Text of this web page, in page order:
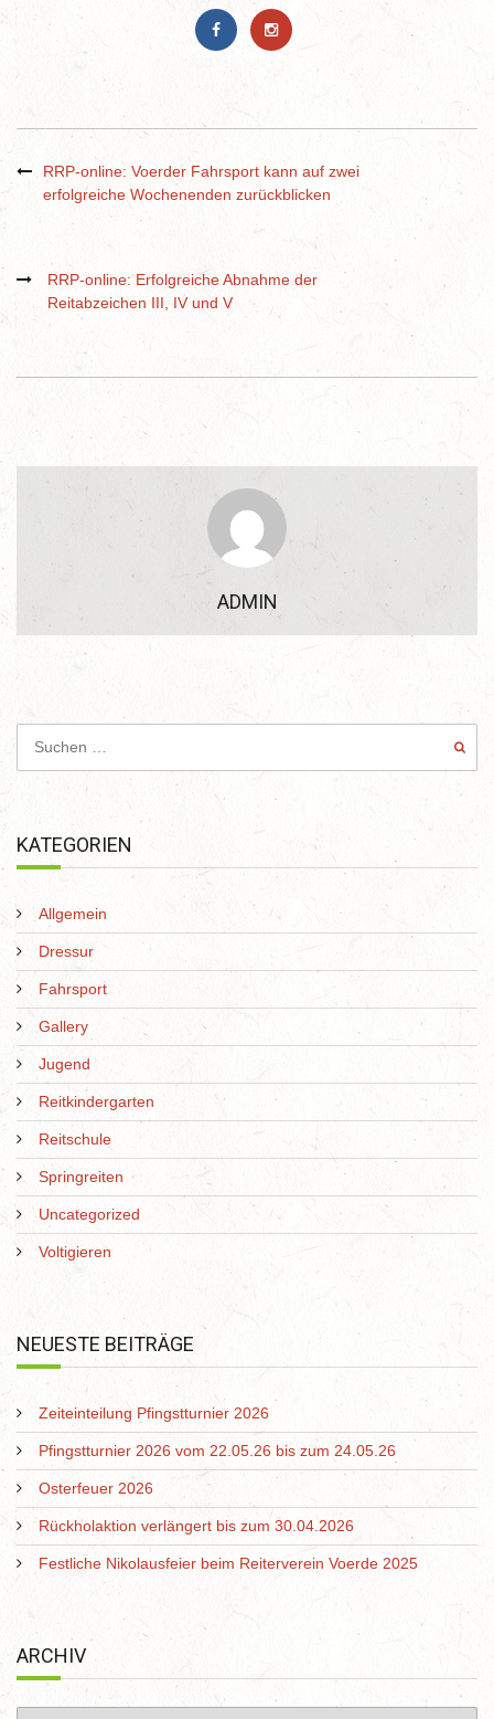
RRP-online: Voerder Fahrsport kann auf zwei
erfolgreiche Wochenenden zurückblicken
RRP-online: Erfolgreiche Abnahme der
Reitabzeichen III, IV und V
ADMIN
KATEGORIEN
Allgemein
Dressur
Fahrsport
Gallery
Jugend
Reitkindergarten
Reitschule
Springreiten
Uncategorized
Voltigieren
NEUESTE BEITRÄGE
Zeiteinteilung Pfingstturnier 2026
Pfingstturnier 2026 vom 22.05.26 bis zum 24.05.26
Osterfeuer 2026
Rückholaktion verlängert bis zum 30.04.2026
Festliche Nikolausfeier beim Reiterverein Voerde 2025
ARCHIV